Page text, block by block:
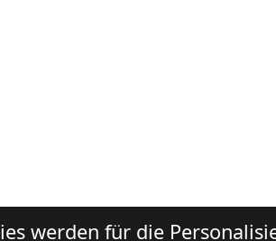
werden für die